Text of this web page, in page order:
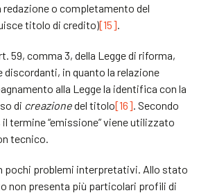
redazione o completamento del
titolo di credito)[15]
59, comma 3, della Legge di riforma,
discordanti, in quanto la relazione
alla Legge la identifica con la
di creazionedel titolo[16] . Secondo
termine “emissione” viene utilizzato
tecnico.
pochi problemi interpretativi. Allo stato
non presenta più particolari profili di